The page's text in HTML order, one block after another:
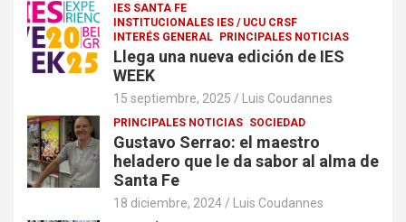
IES SANTA FE
INSTITUCIONALES IES / UCU CRSF
INTERÉS GENERAL PRINCIPALES NOTICIAS
Llega una nueva edición de IES
WEEK
15 septiembre, 2025 Luis Coudannes
PRINCIPALES NOTICIAS SOCIEDAD
Gustavo Serrao: el maestro
heladero que le da sabor al alma de
Santa Fe
18 diciembre, 2024 Luis Coudannes